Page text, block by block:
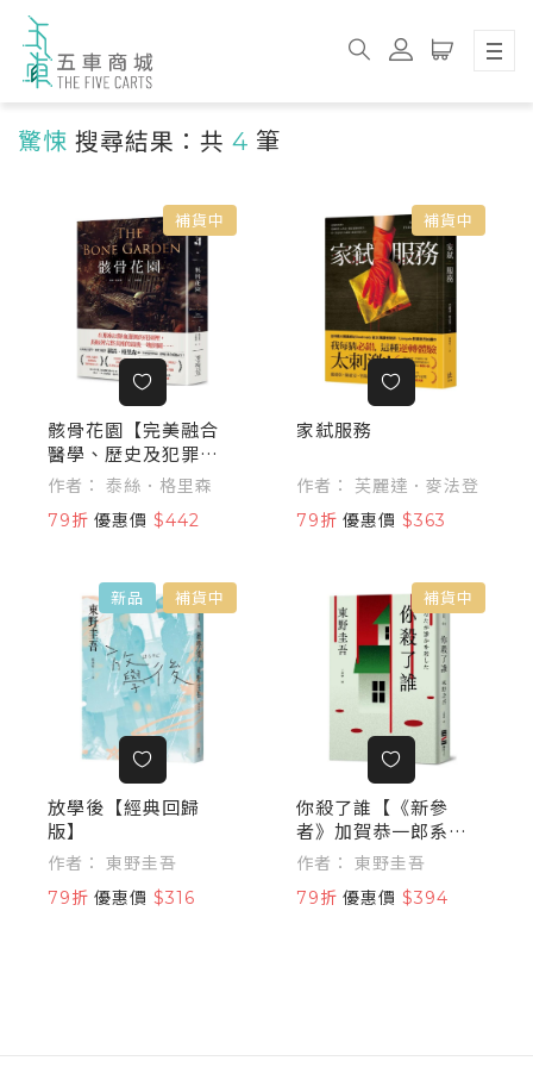
驚悚 搜尋結果：共 4 筆
補貨中
骸骨花園【完美融合
醫學、歷史及犯罪，
泰絲．格里森挑戰自
我代表作】
作者： 泰絲．格里森
79折 優惠價 $442
補貨中
家弒服務
作者： 芙麗達．麥法登
79折 優惠價 $363
新品 補貨中
放學後【經典回歸
版】
作者： 東野圭吾
79折 優惠價 $316
補貨中
你殺了誰【《新參
者》加賀恭一郎系列
最新作】作者： 東野圭吾
79折 優惠價 $394